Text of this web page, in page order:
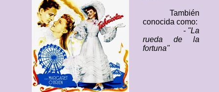
También
conocida como:
- "La
rueda de la
fortuna"